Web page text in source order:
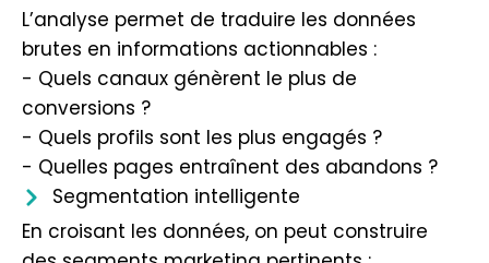
L’analyse permet de traduire les données
brutes en informations actionnables :
- Quels canaux génèrent le plus de
conversions ?
- Quels profils sont les plus engagés ?
- Quelles pages entraînent des abandons ?
Segmentation intelligente
En croisant les données, on peut construire